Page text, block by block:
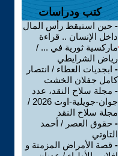
كتب ودراسات
- حين استيقظ رأس المال
داخل الإنسان .. قراءة
ماركسية ثورية في ... /
رياض الشرايطي
- ابجديات العطاء / انتصار
كامل جفلان الخشت
- مجلة سلاح النقد، عدد
جوان-جويلية-اوت 2026 /
مجلة سلاح النقد
- حقوق العصر / أحمد
التاوتي
- قصة الأمراض المزمنة و